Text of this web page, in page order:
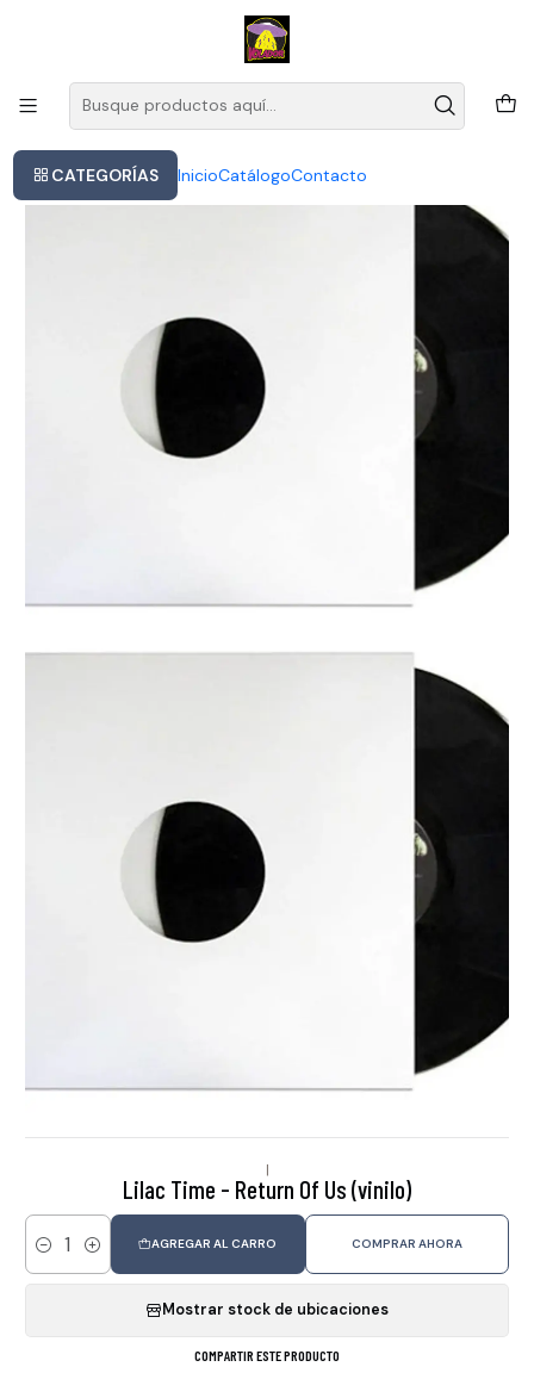
CATEGORÍAS InicioCatálogoContacto
Este es el texto del slide
|
Lilac Time - Return Of Us (vinilo)
Cantidad
AGREGAR AL CARRO COMPRAR AHORA
Mostrar stock de ubicaciones
COMPARTIR ESTE PRODUCTO